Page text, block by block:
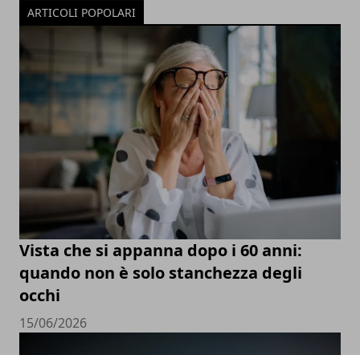
ARTICOLI POPOLARI
Vista che si appanna dopo i 60 anni:
quando non è solo stanchezza degli
occhi
15/06/2026